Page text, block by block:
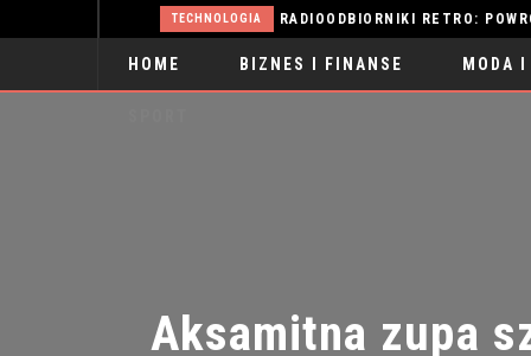
TECHNOLOGIA RADIOODBIORNIKI RETRO: POWRÓT
HOME BIZNES I FINANSE MODA
Aksamitna zupa